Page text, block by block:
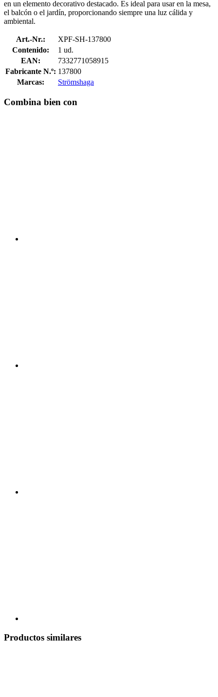
en un elemento decorativo destacado. Es ideal para usar en la mesa,
el balcón o el jardín, proporcionando siempre una luz cálida y
ambiental.
Art.-Nr.:
XPF-SH-137800
Contenido:
1 ud.
EAN:
7332771058915
Fabricante N.º: 137800
Marcas:
Strömshaga
Combina bien con
Productos similares